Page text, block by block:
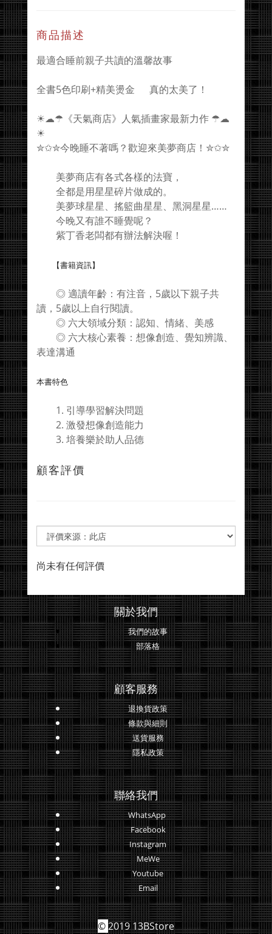
商品描述
最適合睡前親子共讀的溫馨故事
全書5色印刷+精美燙金 真的太美了！
☀☁☂《天氣商店》人氣插畫家最新力作 ☂☁
☀
✮✩✮今晚睡不著嗎？歡迎來美夢商店！✮✩✮
美夢商店有各式各樣的法寶，
全都是用星星碎片做成的。
美夢球星星、搖籃曲星星、黑洞星星……
今晚又有誰不睡覺呢？
紫丁香老闆都有辦法解決喔！
【書籍資訊】
◎ 適讀年齡：有注音，5歲以下親子共
讀，5歲以上自行閱讀。
◎ 六大領域分類：認知、情緒、美感
◎ 六大核心素養：想像創造、覺知辨識、
表達溝通
本書特色
1. 引導學習解決問題
2. 激發想像創造能力
3. 培養樂於助人品德
顧客評價
尚未有任何評價
關於我們
我們的故事
部落格
顧客服務
退換貨政策
條款與細則
送貨服務
隱私政策
聯絡我們
WhatsApp
Facebook
Instagram
MeWe
Youtube
Email
©2019 13BStore